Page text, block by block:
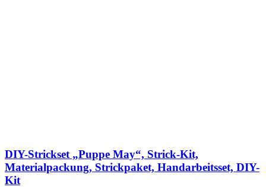
DIY-Strickset „Puppe May“, Strick-Kit,
Materialpackung, Strickpaket, Handarbeitsset, DIY-
Kit